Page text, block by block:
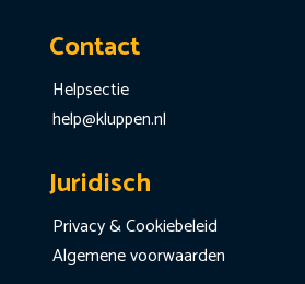
Contact
Helpsectie
help@kluppen.nl
Juridisch
Privacy & Cookiebeleid
Algemene voorwaarden